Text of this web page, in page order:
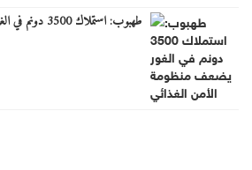
طهبوب: استملاك 3500 دونم في الغور يضعف منظومة الأمن الغذائي